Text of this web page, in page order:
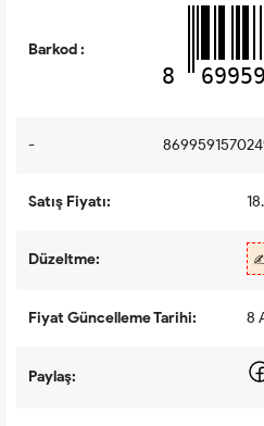
Barkod :
8
-
Satış Fiyatı:
Düzeltme:
Fiyat Güncelleme Tarihi: 8
Paylaş: